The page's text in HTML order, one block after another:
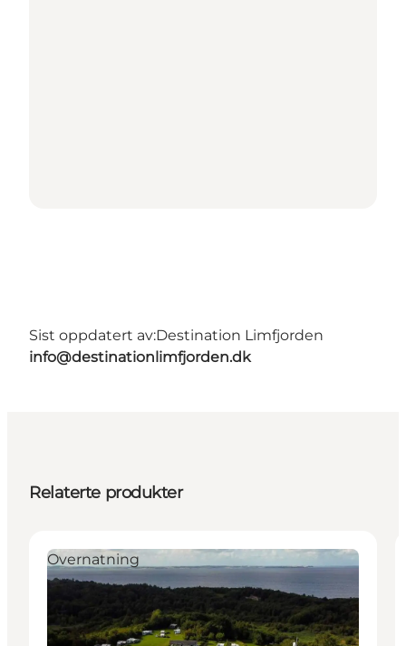
Sist oppdatert av:Destination Limfjorden
info@destinationlimfjorden.dk
Relaterte produkter
Overnatning